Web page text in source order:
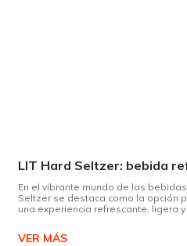
En el vibrante mundo de las bebidas
Seltzer se destaca como la opción
una experiencia refrescante, ligera
VER MÁS